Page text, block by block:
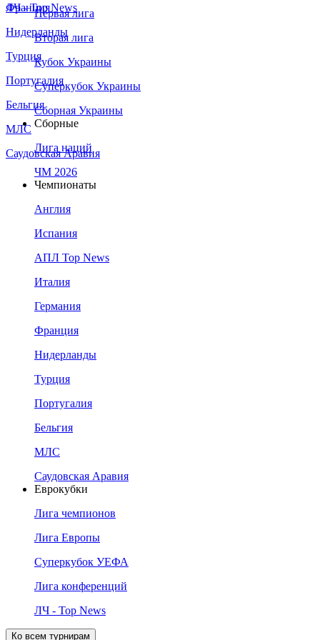
Франция
Нидерланды
Турция
Португалия
Бельгия
МЛС
Саудовская Аравия
ЛЧ - Top News
Первая лига
Вторая лига
Кубок Украины
Суперкубок Украины
Сборная Украины
Сборные
Лига наций
ЧМ 2026
Чемпионаты
Англия
Испания
АПЛ Top News
Италия
Германия
Франция
Нидерланды
Турция
Португалия
Бельгия
МЛС
Саудовская Аравия
Еврокубки
Лига чемпионов
Лига Европы
Суперкубок УЕФА
Лига конференций
ЛЧ - Top News
Ко всем турнирам